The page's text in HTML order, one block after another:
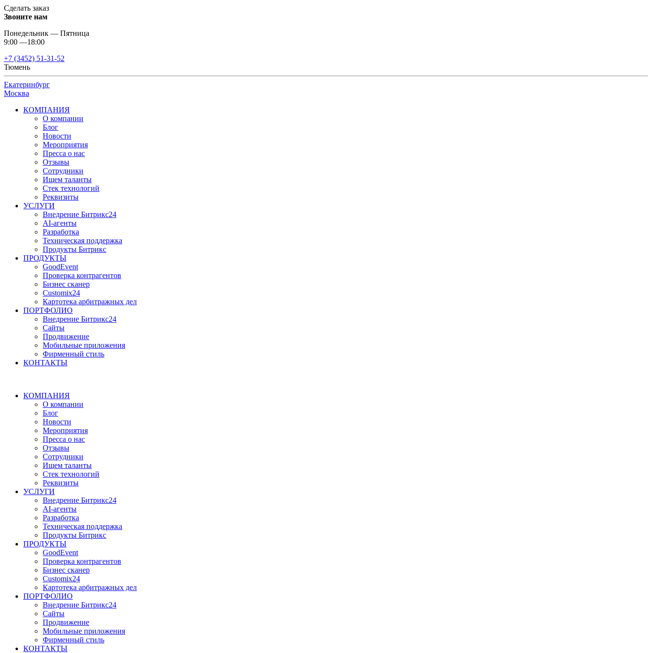
Сделать заказ
Звоните нам
Понедельник — Пятница
9:00 —18:00
+7 (3452) 51-31-52
Тюмень
Екатеринбург
Москва
КОМПАНИЯ
О компании
Блог
Новости
Мероприятия
Пресса о нас
Отзывы
Сотрудники
Ищем таланты
Стек технологий
Реквизиты
УСЛУГИ
Внедрение Битрикс24
AI-агенты
Разработка
Техническая поддержка
Продукты Битрикс
ПРОДУКТЫ
GoodEvent
Проверка контрагентов
Бизнес сканер
Customix24
Картотека арбитражных дел
ПОРТФОЛИО
Внедрение Битрикс24
Сайты
Продвижение
Мобильные приложения
Фирменный стиль
КОНТАКТЫ
КОМПАНИЯ
О компании
Блог
Новости
Мероприятия
Пресса о нас
Отзывы
Сотрудники
Ищем таланты
Стек технологий
Реквизиты
УСЛУГИ
Внедрение Битрикс24
AI-агенты
Разработка
Техническая поддержка
Продукты Битрикс
ПРОДУКТЫ
GoodEvent
Проверка контрагентов
Бизнес сканер
Customix24
Картотека арбитражных дел
ПОРТФОЛИО
Внедрение Битрикс24
Сайты
Продвижение
Мобильные приложения
Фирменный стиль
КОНТАКТЫ